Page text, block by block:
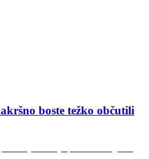
boste težko občutili